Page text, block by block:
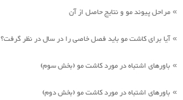
» مراحل پیوند مو و نتایج حاصل از آن
»آیا برای کاشت مو باید فصل خاصی را در سال در نظر گرفت؟
» باورهای اشتباه در مورد کاشت مو (بخش سوم)
» باورهای اشتباه در مورد کاشت مو (بخش دوم)